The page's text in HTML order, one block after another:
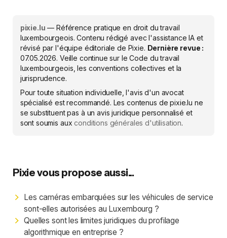
pixie.lu — Référence pratique en droit du travail
luxembourgeois. Contenu rédigé avec l'assistance IA et
révisé par l'équipe éditoriale de Pixie. Dernière revue :
07.05.2026. Veille continue sur le Code du travail
luxembourgeois, les conventions collectives et la
jurisprudence.
Pour toute situation individuelle, l'avis d'un avocat
spécialisé est recommandé. Les contenus de pixie.lu ne
se substituent pas à un avis juridique personnalisé et
sont soumis auxconditions générales d'utilisation.
Pixie vous propose aussi...
Les caméras embarquées sur les véhicules de service
sont-elles autorisées au Luxembourg ?
Quelles sont les limites juridiques du profilage
algorithmique en entreprise ?